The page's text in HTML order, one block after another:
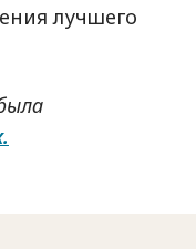
лучшего